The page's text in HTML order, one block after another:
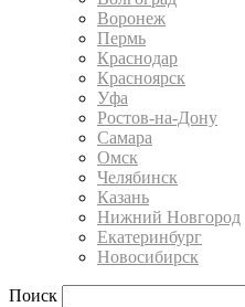
Воронеж
Пермь
Краснодар
Красноярск
Уфа
Ростов-на-Дону
Самара
Омск
Челябинск
Казань
Нижний Новгород
Екатеринбург
Новосибирск
Поиск